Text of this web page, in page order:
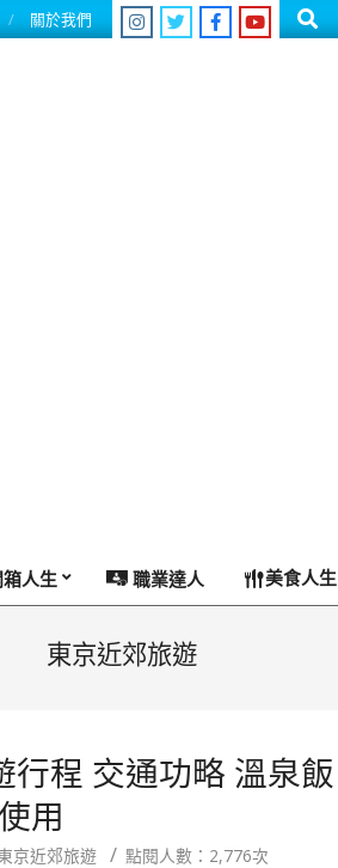
關於我們 Search
箱人生 職業達人 美食人生
東京近郊旅遊
程 交通功略 溫泉飯
用
京近郊旅遊 點閱人數：2,776次